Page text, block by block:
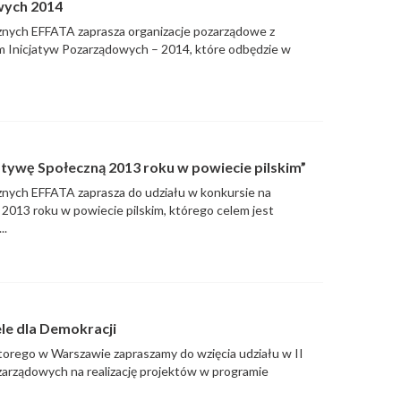
2014
EFFATA zaprasza organizacje pozarządowe z
Inicjatyw Pozarządowych – 2014, które odbędzie w
Społeczną 2013 roku w powiecie pilskim”
EFFATA zaprasza do udziału w konkursie na
roku w powiecie pilskim, którego celem jest
dla Demokracji
w Warszawie zapraszamy do wzięcia udziału w II
na realizację projektów w programie